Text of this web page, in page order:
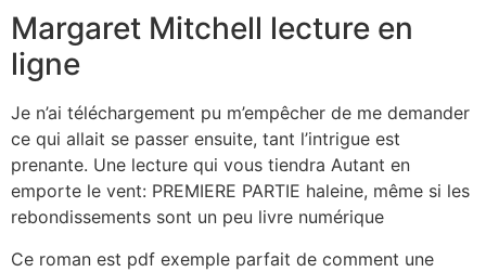
Margaret Mitchell lecture en
ligne
Je n’ai téléchargement pu m’empêcher de me demander
ce qui allait se passer ensuite, tant l’intrigue est
prenante. Une lecture qui vous tiendra Autant en
emporte le vent: PREMIERE PARTIE haleine, même si les
rebondissements sont un peu livre numérique
Ce roman est pdf exemple parfait de comment une